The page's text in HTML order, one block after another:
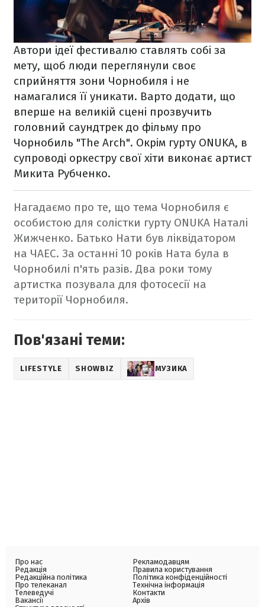
Автори ідеї фестивалю ставлять собі за
мету, щоб люди переглянули своє
сприйняття зони Чорнобиля і не
намагалися її уникати. Варто додати, що
вперше на великій сцені прозвучить
головний саундтрек до фільму про
Чорнобиль "The Arch". Окрім гурту ONUKA, в
супроводі оркестру свої хіти виконає артист
Микита Рубченко.
Нагадаємо про те, що тема Чорнобиля є
особистою для солістки гурту ONUKA Наталі
Жижченко. Батько Нати був ліквідатором
на ЧАЕС. За останні 10 років Ната була в
Чорнобилі п'ять разів. Два роки тому
артистка позувала для фотосесії на
території Чорнобиля.
Пов'язані теми:
LIFESTYLE SHOWBIZ МУЗИКА
Про нас
Редакція
Редакційна політика
Про телеканал
Телеведучі
Вакансії
Рекламодавцям
Правила користування
Політика конфіденційності
Технічна інформація
Контакти
Архів